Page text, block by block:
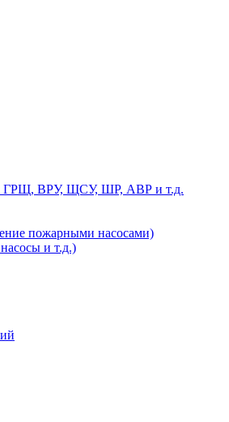
ГРЩ, ВРУ, ЩСУ, ШР, АВР и т.д.
пожарными насосами)
и т.д.)